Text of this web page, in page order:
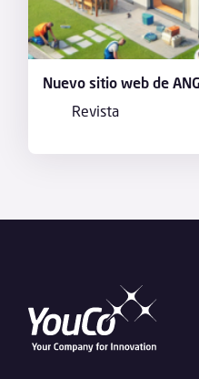
Nuevo sitio web de
Revista